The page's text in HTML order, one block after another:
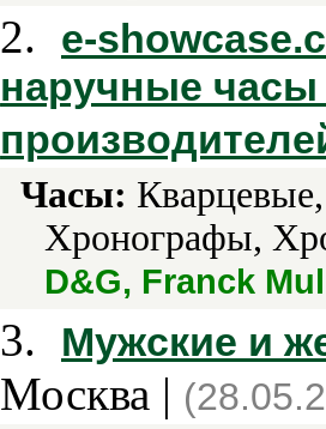
2.
e-
наручные часы
Часы:
Хронографы,
D&G, Franck
3. Мужские и
Москва |